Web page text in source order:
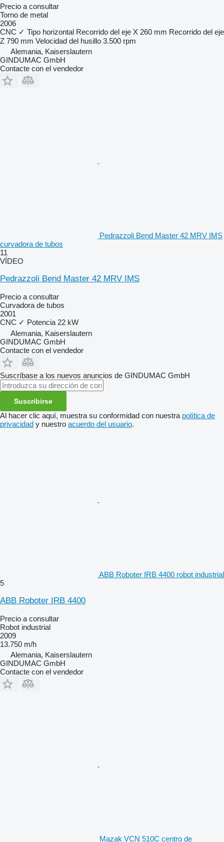
Precio a consultar
Torno de metal
2006
CNC ✓ Tipo horizontal Recorrido del eje X 260 mm Recorrido del eje
Z 790 mm Velocidad del husillo 3.500 rpm
Alemania, Kaiserslautern
GINDUMAC GmbH
Contacte con el vendedor
Pedrazzoli Bend Master 42 MRV IMS
curvadora de tubos
11
VÍDEO
Pedrazzoli Bend Master 42 MRV IMS
Precio a consultar
Curvadora de tubos
2001
CNC ✓ Potencia 22 kW
Alemania, Kaiserslautern
GINDUMAC GmbH
Contacte con el vendedor
Suscríbase a los nuevos anuncios de GINDUMAC GmbH
Suscribirse
Al hacer clic aquí, muestra su conformidad con nuestra política de
privacidad y nuestro acuerdo del usuario.
ABB Roboter IRB 4400 robot industrial
5
ABB Roboter IRB 4400
Precio a consultar
Robot industrial
2009
13.750 m/h
Alemania, Kaiserslautern
GINDUMAC GmbH
Contacte con el vendedor
Mazak VCN 510C centro de